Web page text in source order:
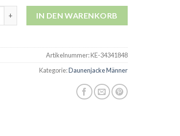
IN DEN WARENKORB
Artikelnummer:KE-34341848
Kategorie:Daunenjacke Männer